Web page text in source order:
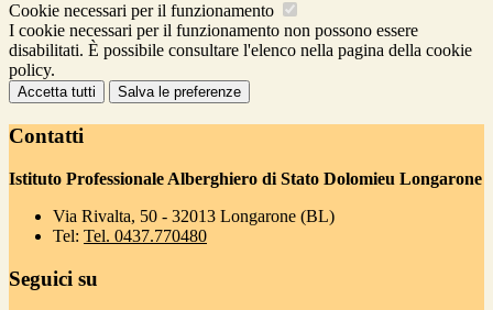
Cookie necessari per il funzionamento
I cookie necessari per il funzionamento non possono essere
disabilitati. È possibile consultare l'elenco nella pagina della cookie
policy.
Accetta tutti Salva le preferenze
Contatti
Istituto Professionale Alberghiero di Stato Dolomieu Longarone
Via Rivalta, 50 - 32013 Longarone (BL)
Tel: Tel. 0437.770480
Seguici su